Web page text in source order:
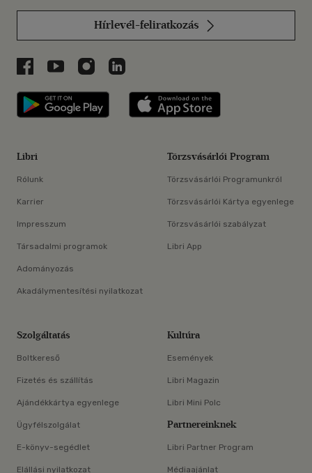
Hírlevél-feliratkozás
Libri a Facebookon
Libri a Youtube-on
Libri az Instagramon
Libri a LinkedInen
Libri applikáció Szerezd meg: Google
Libri
Rólunk
Karrier
Impresszum
Társadalmi programok
Adományozás
Akadálymentesítési nyilatkozat
Törzsvásárlói Program
Törzsvásárlói Programunkról
Törzsvásárlói Kártya egyenlege
Törzsvásárlói szabályzat
Libri App
Szolgáltatás
Boltkereső
Fizetés és szállítás
Ajándékkártya egyenlege
Ügyfélszolgálat
E-könyv-segédlet
Elállási nyilatkozat
Kultúra
Események
Libri Magazin
Libri Mini Polc
Partnereinknek
Libri Partner Program
Médiaajánlat